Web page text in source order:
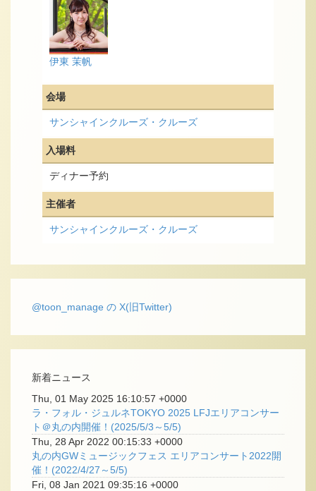
伊東 茉帆
会場
サンシャインクルーズ・クルーズ
入場料
ディナー予約
主催者
サンシャインクルーズ・クルーズ
@toon_manage の X(旧Twitter)
新着ニュース
Thu, 01 May 2025 16:10:57 +0000
ラ・フォル・ジュルネTOKYO 2025 LFJエリアコンサー
ト＠丸の内開催！(2025/5/3～5/5)
Thu, 28 Apr 2022 00:15:33 +0000
丸の内GWミュージックフェス エリアコンサート2022開
催！(2022/4/27～5/5)
Fri, 08 Jan 2021 09:35:16 +0000